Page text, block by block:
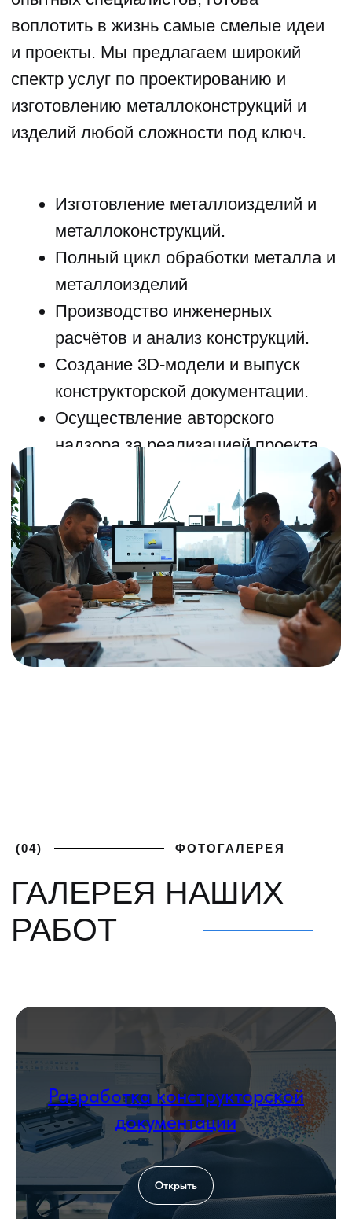
Разработка конструкторской
документации
Открыть
ПОЛУЧИТЕ
ЛУЧШИЕ
УСЛОВИЯ
+7 (812) 748-93-65
поставщика и мы его перебьём
+7 999 000-00-00
Загрузить файл со сметой
Add file
Согласен с политикойобработки
персональных данных